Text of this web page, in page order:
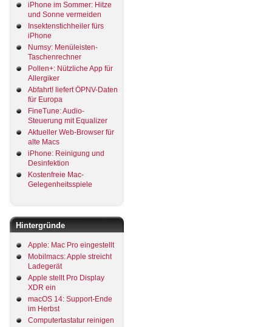
iPhone im Sommer: Hitze
und Sonne vermeiden
Insektenstichheiler fürs
iPhone
Numsy: Menüleisten-
Taschenrechner
Pollen+: Nützliche App für
Allergiker
Abfahrt! liefert ÖPNV-Daten
für Europa
FineTune: Audio-
Steuerung mit Equalizer
Aktueller Web-Browser für
alte Macs
iPhone: Reinigung und
Desinfektion
Kostenfreie Mac-
Gelegenheitsspiele
Hintergründe
Apple: Mac Pro eingestellt
Mobilmacs: Apple streicht
Ladegerät
Apple stellt Pro Display
XDR ein
macOS 14: Support-Ende
im Herbst
Computertastatur reinigen